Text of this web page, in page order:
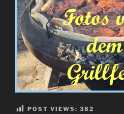
POST VIEWS: 382